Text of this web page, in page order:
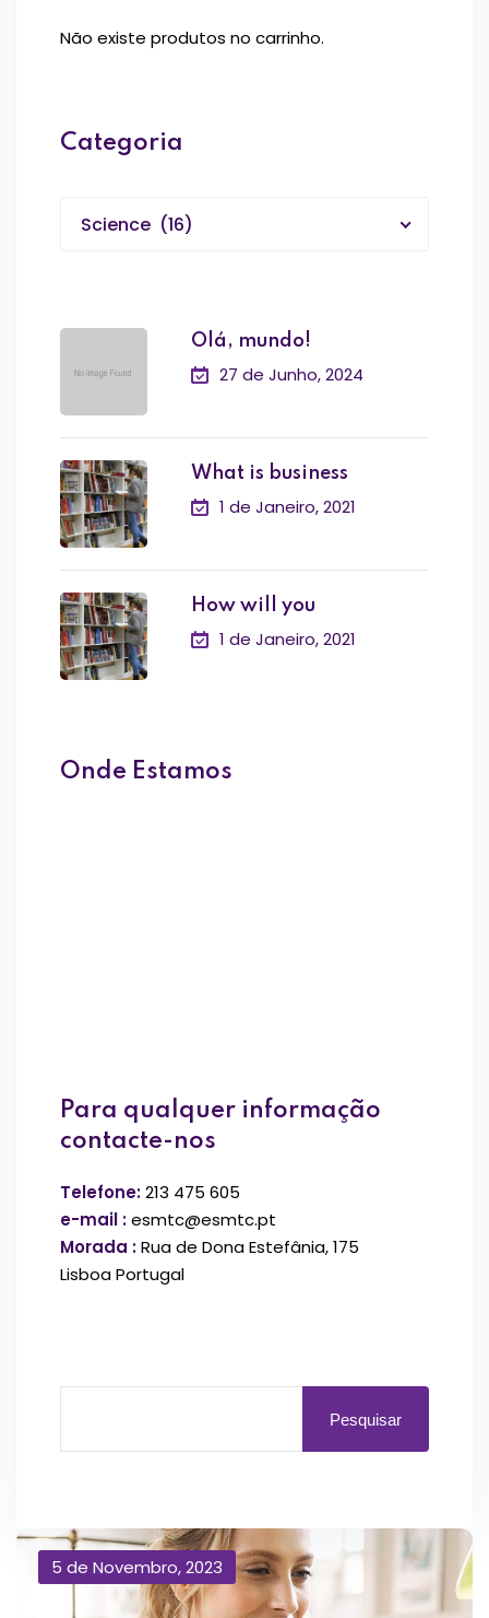
5 de Novembro, 2023
Não existe produtos no carrinho.
Categoria
Science (16)
Olá, mundo!
27 de Junho, 2024
What is business
1 de Janeiro, 2021
How will you
1 de Janeiro, 2021
Onde Estamos
Para qualquer informação
contacte-nos
Telefone:213 475 605
e-mail :esmtc@esmtc.pt
Morada :Rua de Dona Estefânia, 175
Lisboa Portugal
Pesquisar